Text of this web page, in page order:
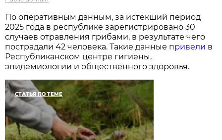
По оперативным данным, за истекший период
2025 года в республике зарегистрировано 30
случаев отравления грибами, в результате чего
пострадали 42 человека. Такие данные привели в
Республиканском центре гигиены,
эпидемиологии и общественного здоровья.
СТАТЬЯ ПО ТЕМЕ